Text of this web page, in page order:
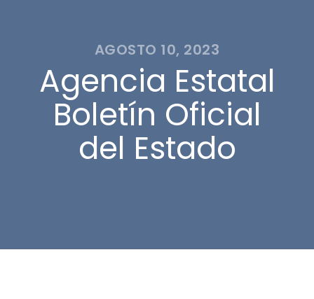
AGOSTO 10, 2023
Agencia Estatal
Boletín Oficial
del Estado